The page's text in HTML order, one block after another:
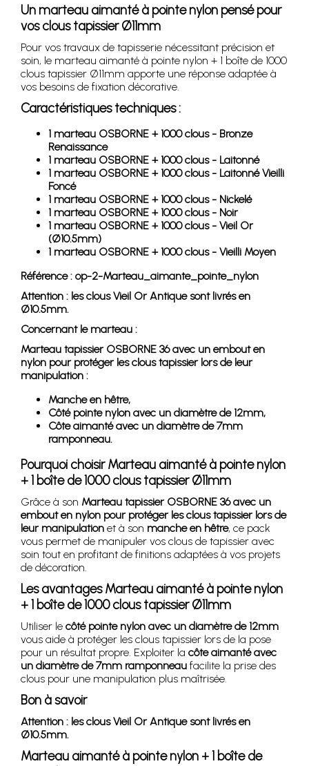
Un marteau aimanté à pointe nylon pensé pour
vos clous tapissier Ø11mm
Pour vos travaux de tapisserie nécessitant précision et
soin, le marteau aimanté à pointe nylon + 1 boîte de 1000
clous tapissier Ø11mm apporte une réponse adaptée à
vos besoins de fixation décorative.
Caractéristiques techniques :
1 marteau OSBORNE + 1000 clous - Bronze
Renaissance
1 marteau OSBORNE + 1000 clous - Laitonné
1 marteau OSBORNE + 1000 clous - Laitonné Vieilli
Foncé
1 marteau OSBORNE + 1000 clous - Nickelé
1 marteau OSBORNE + 1000 clous - Noir
1 marteau OSBORNE + 1000 clous - Vieil Or
(Ø10.5mm)
1 marteau OSBORNE + 1000 clous - Vieilli Moyen
Référence : op-2-Marteau_aimante_pointe_nylon
Attention : les clous Vieil Or Antique sont livrés en
Ø10.5mm.
Concernant le marteau :
Marteau tapissier OSBORNE 36 avec un embout en
nylon pour protéger les clous tapissier lors de leur
manipulation :
Manche en hêtre,
Côté pointe nylon avec un diamètre de 12mm,
Côte aimanté avec un diamètre de 7mm
ramponneau.
Pourquoi choisir Marteau aimanté à pointe nylon
+ 1 boîte de 1000 clous tapissier Ø11mm
Grâce à son Marteau tapissier OSBORNE 36 avec un
embout en nylon pour protéger les clous tapissier lors de
leur manipulation et à son manche en hêtre, ce pack
vous permet de manipuler vos clous de tapissier avec
soin tout en profitant de finitions adaptées à vos projets
de décoration.
Les avantages Marteau aimanté à pointe nylon
+ 1 boîte de 1000 clous tapissier Ø11mm
Utiliser le côté pointe nylon avec un diamètre de 12mm
vous aide à protéger les clous tapissier lors de la pose
pour un résultat propre. Exploiter la côte aimanté avec
un diamètre de 7mm ramponneau facilite la prise des
clous pour une manipulation plus maîtrisée.
Bon à savoir
Attention : les clous Vieil Or Antique sont livrés en
Ø10.5mm.
Marteau aimanté à pointe nylon + 1 boîte de